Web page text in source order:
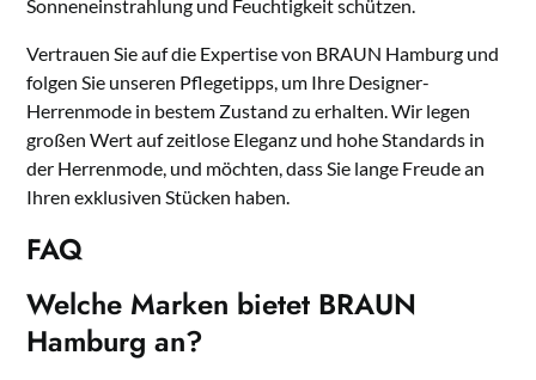
Sonneneinstrahlung und Feuchtigkeit schützen.
Vertrauen Sie auf die Expertise von BRAUN Hamburg und
folgen Sie unseren Pflegetipps, um Ihre Designer-
Herrenmode in bestem Zustand zu erhalten. Wir legen
großen Wert auf zeitlose Eleganz und hohe Standards in
der Herrenmode, und möchten, dass Sie lange Freude an
Ihren exklusiven Stücken haben.
FAQ
Welche Marken bietet BRAUN
Hamburg an?